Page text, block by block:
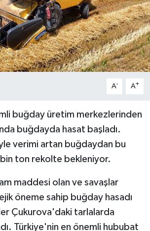
A- A+
buğday üretim merkezlerinden
buğdayda hasat başladı.
verimi artan buğdaydan bu
ton rekolte bekleniyor.
maddesi olan ve savaşlar
öneme sahip buğday hasadı
Çukurova'daki tarlalarda
Türkiye'nin en önemli hububat